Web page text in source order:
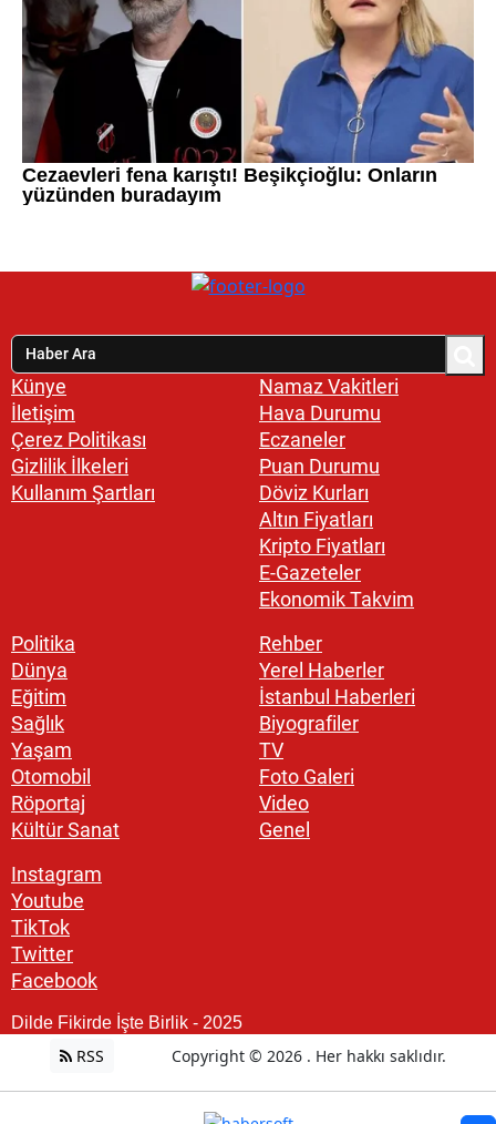
Künye
İletişim
Çerez Politikası
Gizlilik İlkeleri
Kullanım Şartları
Namaz Vakitleri
Hava Durumu
Eczaneler
Puan Durumu
Döviz Kurları
Altın Fiyatları
Kripto Fiyatları
E-Gazeteler
Ekonomik Takvim
Politika
Dünya
Eğitim
Sağlık
Yaşam
Otomobil
Röportaj
Kültür Sanat
Rehber
Yerel Haberler
İstanbul Haberleri
Biyografiler
TV
Foto Galeri
Video
Genel
Instagram
Youtube
TikTok
Twitter
Facebook
Dilde Fikirde İşte Birlik - 2025
RSS Copyright © 2026 . Her hakkı saklıdır.